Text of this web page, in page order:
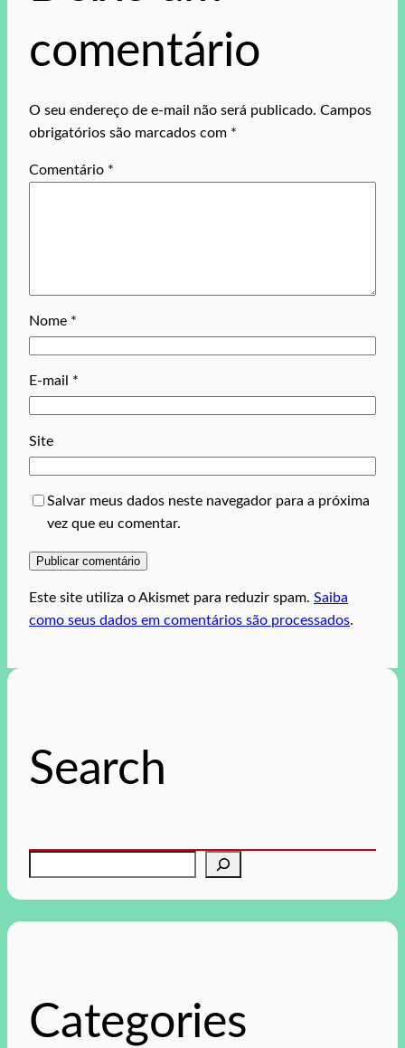
comentário
O seu endereço de e-mail não será publicado. Campos
obrigatórios são marcados com *
Comentário *
Nome *
E-mail *
Site
Salvar meus dados neste navegador para a próxima
vez que eu comentar.
Este site utiliza o Akismet para reduzir spam. Saiba
como seus dados em comentários são processados.
Search
aCategories